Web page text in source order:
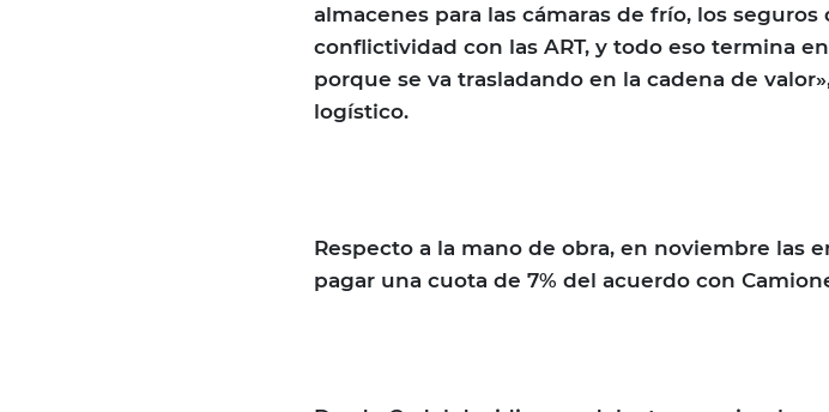
almacenes para las cámaras de frío, los seguros
conflictividad con las ART, y todo eso termina
porque se va trasladando en la cadena de
logístico.
Respecto a la mano de obra, en noviembre las
pagar una cuota de 7% del acuerdo con